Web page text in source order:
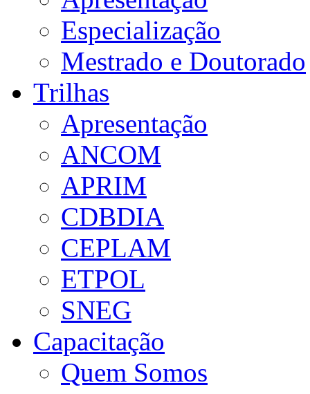
Especialização
Mestrado e Doutorado
Trilhas
Apresentação
ANCOM
APRIM
CDBDIA
CEPLAM
ETPOL
SNEG
Capacitação
Quem Somos